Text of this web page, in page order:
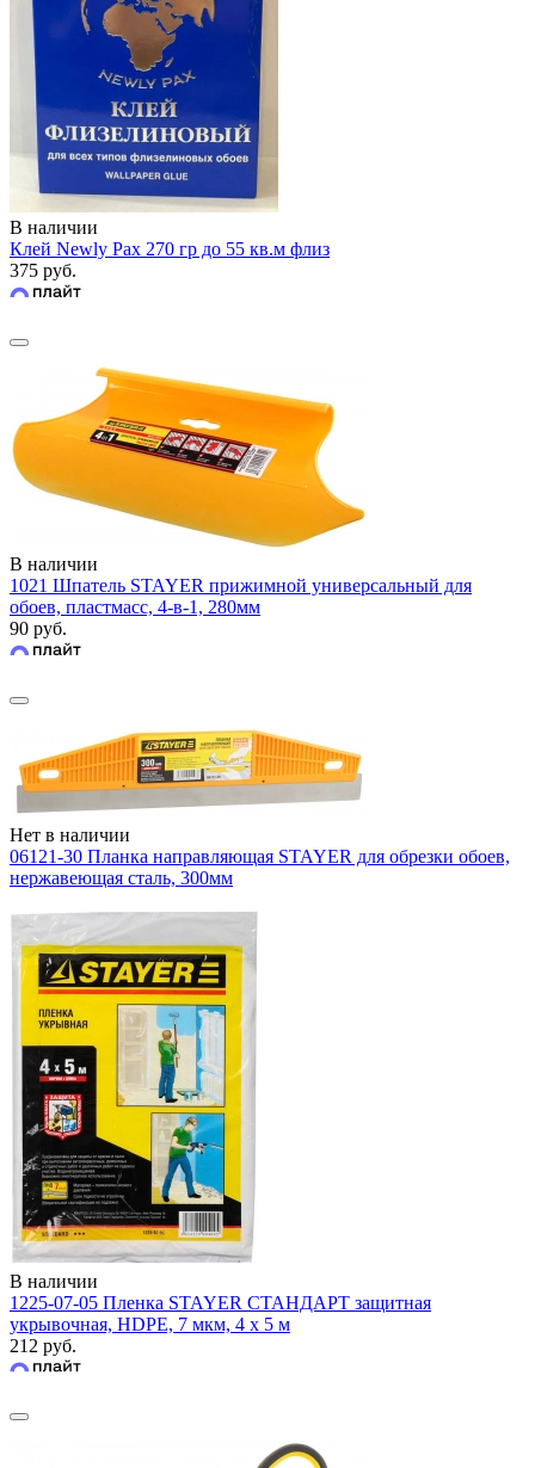
В наличии
Клей Newly Pax 270 гр до 55 кв.м флиз
375 руб.
В наличии
1021 Шпатель STAYER прижимной универсальный для
обоев, пластмасс, 4-в-1, 280мм
90 руб.
Нет в наличии
06121-30 Планка направляющая STAYER для обрезки обоев,
нержавеющая сталь, 300мм
В наличии
1225-07-05 Пленка STAYER СТАНДАРТ защитная
укрывочная, HDPE, 7 мкм, 4 х 5 м
212 руб.